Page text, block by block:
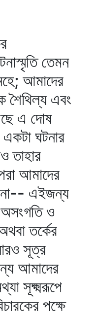
তেমন
আমাদের
শৈথিল্য এবং
এ দোষ
ঘটনার
তাহার
আমাদের
না-- এইজন্য
অসংগতি ও
তর্কের
সূত্র
আমাদের
সূক্ষ্মরূপে
পক্ষে